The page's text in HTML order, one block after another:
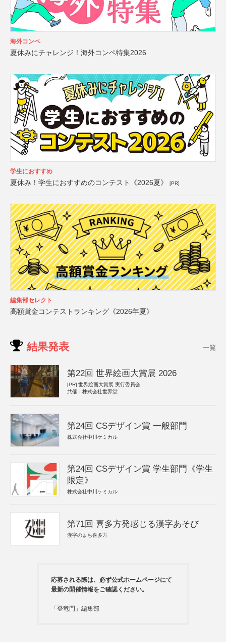
海外コンペ
夏休みにチャレンジ！海外コンペ特集2026
学生におすすめ
夏休み！学生におすすめのコンテスト《2026夏》 [PR]
編集部セレクト
高額賞金コンテストランキング《2026年夏》
結果発表 一覧
第22回 世界絵画大賞展 2026
[PR] 世界絵画大賞展 実行委員会
共催：株式会社世界堂
第24回 CSデザイン賞 一般部門
株式会社中川ケミカル
第24回 CSデザイン賞 学生部門《学生
限定》
株式会社中川ケミカル
第71回 喜多方発感じる漢字あそび
漢字のまち喜多方
応募される際は、必ず公式ホームページにて
最新の開催情報をご確認ください。
「登竜門」編集部